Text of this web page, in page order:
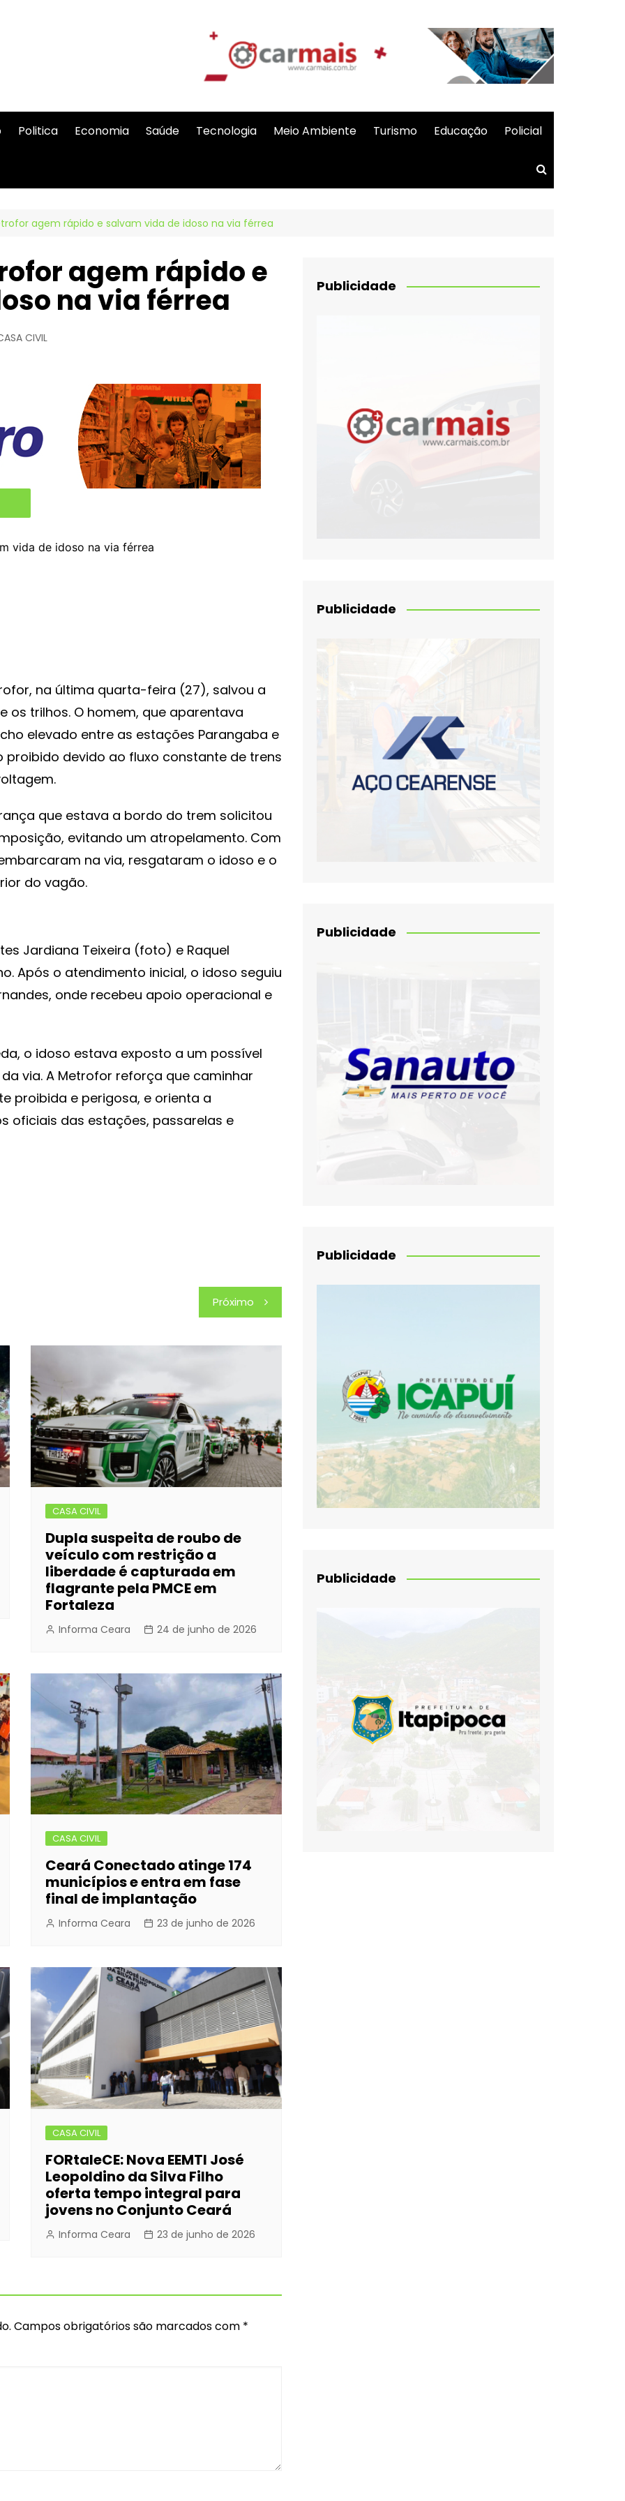
Politica Economia Saúde Tecnologia Meio Ambiente Turismo Educação Policial
agem rápido e salvam vida de idoso na via férrea
agem rápido e
na via férrea
CIVIL
na última quarta-feira (27), salvou a
os trilhos. O homem, que aparentava
elevado entre as estações Parangaba e
proibido devido ao fluxo constante de trens
que estava a bordo do trem solicitou
evitando um atropelamento. Com
na via, resgataram o idoso e o
do vagão.
Jardiana Teixeira (foto) e Raquel
Após o atendimento inicial, o idoso seguiu
onde recebeu apoio operacional e
o idoso estava exposto a um possível
via. A Metrofor reforça que caminhar
proibida e perigosa, e orienta a
oficiais das estações, passarelas e
Próximo
CASA CIVIL
Dupla suspeita de roubo de
veículo com restrição a
liberdade é capturada em
flagrante pela PMCE em
Fortaleza
Informa Ceara 24 de junho de 2026
CASA CIVIL
Ceará Conectado atinge 174
municípios e entra em fase
final de implantação
Informa Ceara 23 de junho de 2026
CASA CIVIL
FORtaleCE: Nova EEMTI José
Leopoldino da Silva Filho
oferta tempo integral para
jovens no Conjunto Ceará
Informa Ceara 23 de junho de 2026
Campos obrigatórios são marcados com *
Publicidade
Publicidade
Publicidade
Publicidade
Publicidade